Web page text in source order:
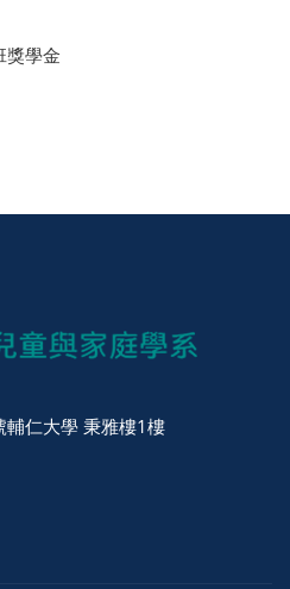
獎學金
仁大學 秉雅樓1樓